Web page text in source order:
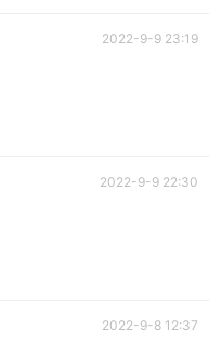
2022-9-9 23:19
2022-9-9 22:30
2022-9-8 12:37